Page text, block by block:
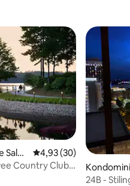
28
Sale
Vidutinis įvertinimas:
4,93 (30)
Country Club
nta
24B -